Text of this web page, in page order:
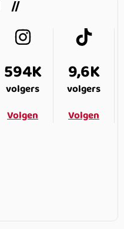
594K
volgers
Volgen
9,6K
volgers
Volgen